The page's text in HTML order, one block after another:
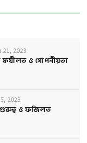
21, 2023
ফযীলত ও গোপনীয়তা
2023
ও ফজিলত